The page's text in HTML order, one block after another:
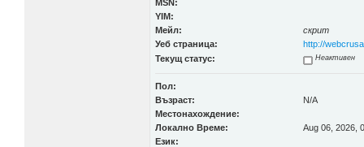
MSN:
YIM:
Мейл:
скрит
Уеб страница:
http://
Текущ статус:
Неактивен
Пол:
Възраст:
N/A
Местонахождение:
Локално Време:
Aug 06, 2026,
Език: